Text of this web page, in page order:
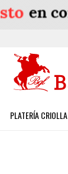
PLATERÍA CRIOLLA